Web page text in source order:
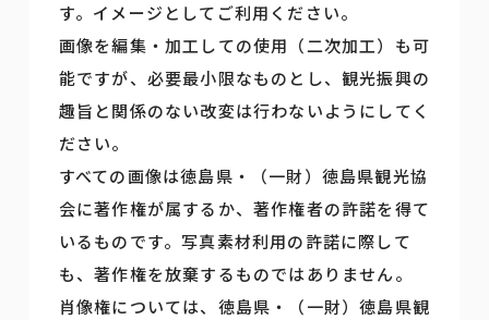
す。イメージとしてご利用ください。
画像を編集・加工しての使用（二次加工）も可
能ですが、必要最小限なものとし、観光振興の
趣旨と関係のない改変は行わないようにしてく
ださい。
すべての画像は徳島県・（一財）徳島県観光協
会に著作権が属するか、著作権者の許諾を得て
いるものです。写真素材利用の許諾に際して
も、著作権を放棄するものではありません。
肖像権については、徳島県・（一財）徳島県観